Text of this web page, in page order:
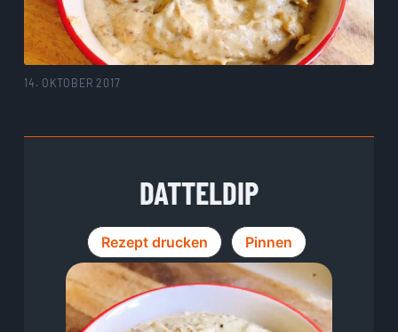
14. OKTOBER 2017
DATTELDIP
Rezept drucken Pinnen